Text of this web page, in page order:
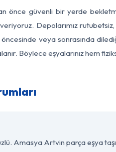
önce güvenli bir yerde
Depolarımız
veya sonrasında
Böylece eşyalarınız hem
Amasya Artvin parça eşya